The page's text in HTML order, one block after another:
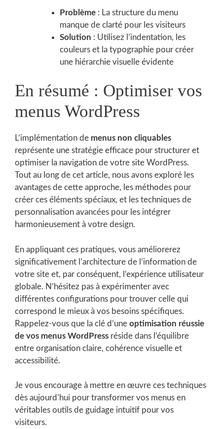
Problème : La structure du menu
manque de clarté pour les visiteurs
Solution : Utilisez l’indentation, les
couleurs et la typographie pour créer
une hiérarchie visuelle évidente
En résumé : Optimiser vos
menus WordPress
L’implémentation de menus non cliquables
représente une stratégie efficace pour structurer et
optimiser la navigation de votre site WordPress.
Tout au long de cet article, nous avons exploré les
avantages de cette approche, les méthodes pour
créer ces éléments spéciaux, et les techniques de
personnalisation avancées pour les intégrer
harmonieusement à votre design.
En appliquant ces pratiques, vous améliorerez
significativement l’architecture de l’information de
votre site et, par conséquent, l’expérience utilisateur
globale. N’hésitez pas à expérimenter avec
différentes configurations pour trouver celle qui
correspond le mieux à vos besoins spécifiques.
Rappelez-vous que la clé d’une optimisation réussie
de vos menus WordPress réside dans l’équilibre
entre organisation claire, cohérence visuelle et
accessibilité.
Je vous encourage à mettre en œuvre ces techniques
dès aujourd’hui pour transformer vos menus en
véritables outils de guidage intuitif pour vos
visiteurs.